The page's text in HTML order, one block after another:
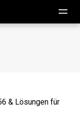
& Lösungen für